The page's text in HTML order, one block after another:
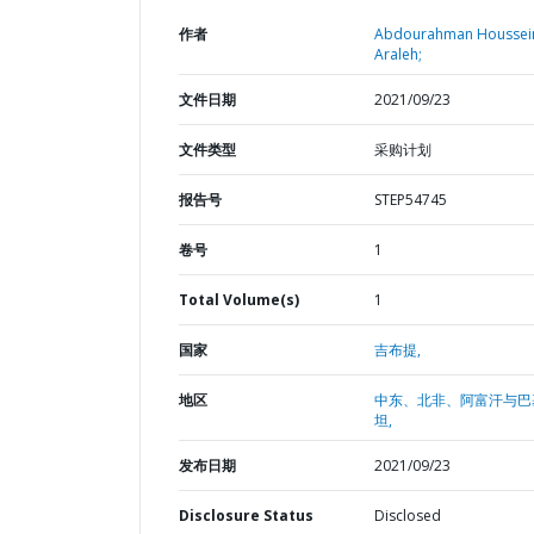
作者
Abdourahman
Araleh;
文件日期 2021/09/23
文件类型 采购计划
报告号 STEP54745
卷号 1
Total Volume(s) 1
国家 吉布提,
地区
中东、北非、阿富汗与
坦,
发布日期 2021/09/23
Disclosure Status Disclosed